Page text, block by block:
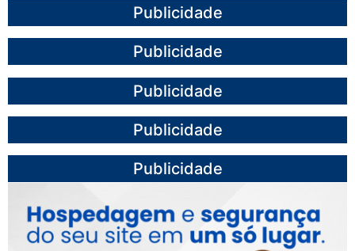
Publicidade
Publicidade
Publicidade
Publicidade
Publicidade